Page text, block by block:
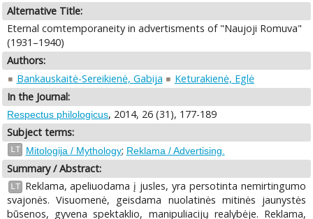
Alternative Title:
Eternal comtemporaneity in advertisments of "Naujoji Romuva"
(1931–1940)
Authors:
Bankauskaitė-Sereikienė, Gabija
Keturakienė, Eglė
In the Journal:
Respectus philologicus, 2014, 26 (31), 177-189
Subject terms:
LT Mitologija / Mythology; Reklama / Advertising.
Summary / Abstract:
LT
Reklama, apeliuodama į jusles, yra persotinta nemirtingumo
svajonės. Visuomenė, geisdama nuolatinės mitinės jaunystės
būsenos, gyvena spektaklio, manipuliacijų realybėje. Reklama,